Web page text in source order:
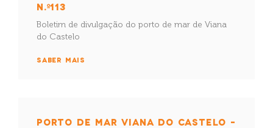
N.º113
Boletim de divulgação do porto de mar de Viana
do Castelo
SABER MAIS
PORTO DE MAR VIANA DO CASTELO –